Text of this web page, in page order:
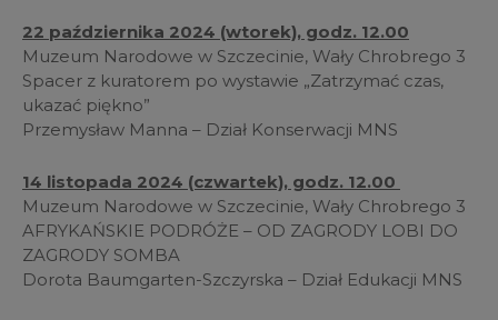
22 października 2024 (wtorek), godz. 12.00
Muzeum Narodowe w Szczecinie, Wały Chrobrego 3
Spacer z kuratorem po wystawie „Zatrzymać czas,
ukazać piękno”
Przemysław Manna – Dział Konserwacji MNS
14 listopada 2024 (czwartek), godz. 12.00
Muzeum Narodowe w Szczecinie, Wały Chrobrego 3
AFRYKAŃSKIE PODRÓŻE – OD ZAGRODY LOBI DO
ZAGRODY SOMBA
Dorota Baumgarten-Szczyrska – Dział Edukacji MNS